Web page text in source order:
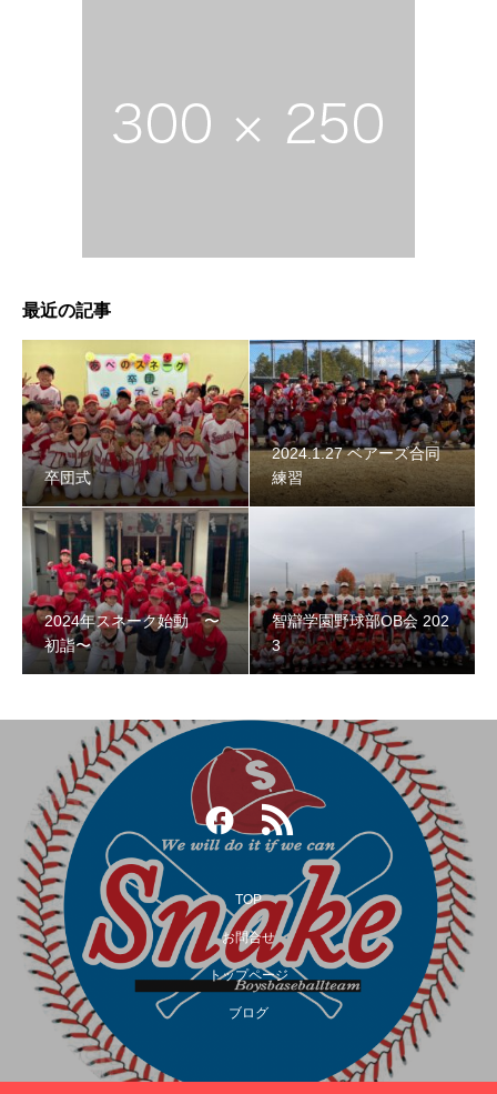
智辯学園野球部OB会 2023
第３回阿倍野スネークOB野球大会
最近の記事
卒団式
2024.1.27 ベアーズ合同
練習
2024年スネーク始動 〜
初詣〜
智辯学園野球部OB会 202
3
TOP
お問合せ
トップページ
ブログ